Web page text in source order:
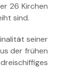
26 Kirchen
sind.
seiner
der frühen